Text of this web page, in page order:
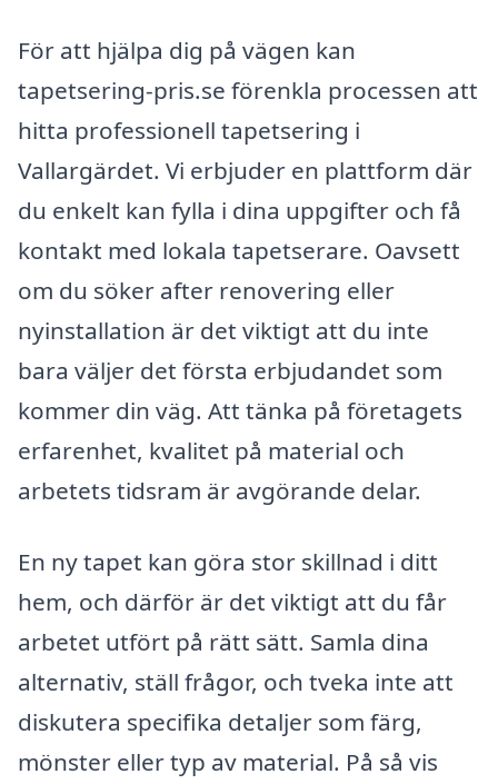
För att hjälpa dig på vägen kan
tapetsering-pris.se förenkla processen att
hitta professionell tapetsering i
Vallargärdet. Vi erbjuder en plattform där
du enkelt kan fylla i dina uppgifter och få
kontakt med lokala tapetserare. Oavsett
om du söker after renovering eller
nyinstallation är det viktigt att du inte
bara väljer det första erbjudandet som
kommer din väg. Att tänka på företagets
erfarenhet, kvalitet på material och
arbetets tidsram är avgörande delar.
En ny tapet kan göra stor skillnad i ditt
hem, och därför är det viktigt att du får
arbetet utfört på rätt sätt. Samla dina
alternativ, ställ frågor, och tveka inte att
diskutera specifika detaljer som färg,
mönster eller typ av material. På så vis